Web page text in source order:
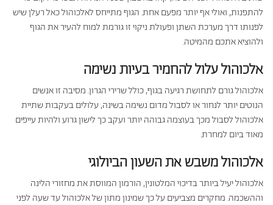
להתפנות, ואולי אף יותר מפעם אחת. הגוף מתייחס לאלכוהול כאל רעלן שיש
לפנותו דרך מערכת השתן ופעולת ניקוי זו גורמת למוח להעיר את הגוף
ולהוציא אתכם מהמיטה.
אלכוהול עלול להחמיר בעיות נשימה
אלכוהול גורם לתחושת רגיעה בגוף, כולל שרירי הגרון. מסיבה זו אנשים
הנוטים יותר לנחור או לסבול מדום נשימה בשינה, עלולים בעקבות שתיית
אלכוהול לסבול מכך בעוצמה גבוהה יותר ועקב כך לישון גרוע ולהיות עייפים
מאוד ביום למחרת.
אלכוהול משבש את השעון הביולוגי
אלכוהול יעיל ביותר בדיכוי המלטונין, הורמון המווסת את מחזורי הלינה
וההשכמה. מחקרים מצביעים על כך שמינון מתון של אלכוהול עד שעה לפני